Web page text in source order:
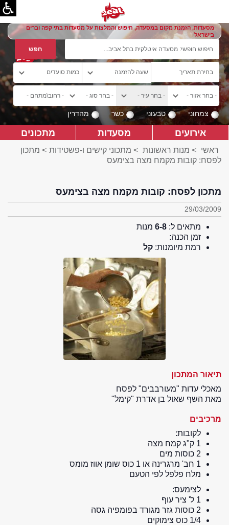
מסעדות, הזמנת מקום במסעדה, חיפוש והמלצות על מסעדות בתי קפה וברים
בישראל
צמחוני טבעוני כשר מהדרין
אירועים מסעדות מתכונים
ראשי > מנות ראשונות > מתכוני קישים ו-פשטידות > מתכון
לפסח: קובות מקמח מצה בצימעס
מתכון לפסח: קובות מקמח מצה בצימעס
29/03/2009
מתאים ל: 6-8 מנות
זמן הכנה:
רמת מיומנות: קל
תיאור המתכון
מאכלי עדות "מעורבבים" לפסח
מאת השף שאול בן אדרת "קימל"
מרכיבים
לקובות:
1 ק"ג קמח מצה
2 כוסות מים
1 חב' מרגרינה או 1 כוס שומן אווז מומס
מלח פלפל לפי הטעם
לצימעס:
1 ל' ציר עוף
2 כוסות גזר מגורד בפומפיה גסה
1/4 כוס צימוקים